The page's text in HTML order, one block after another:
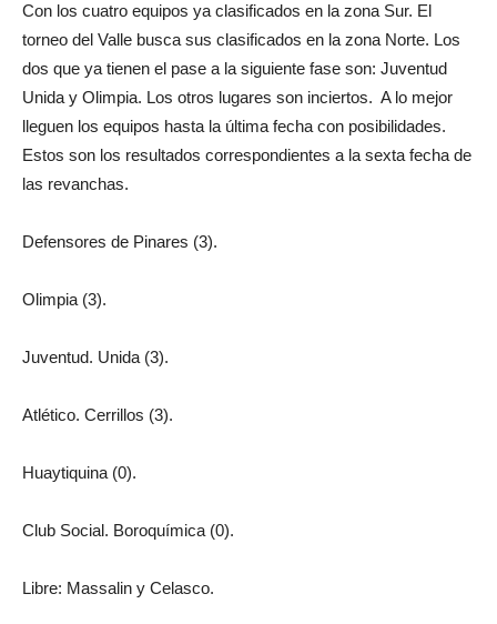
Con los cuatro equipos ya clasificados en la zona Sur. El
torneo del Valle busca sus clasificados en la zona Norte. Los
dos que ya tienen el pase a la siguiente fase son: Juventud
Unida y Olimpia. Los otros lugares son inciertos. A lo mejor
lleguen los equipos hasta la última fecha con posibilidades.
Estos son los resultados correspondientes a la sexta fecha de
las revanchas.
Defensores de Pinares (3).
Olimpia (3).
Juventud. Unida (3).
Atlético. Cerrillos (3).
Huaytiquina (0).
Club Social. Boroquímica (0).
Libre: Massalin y Celasco.